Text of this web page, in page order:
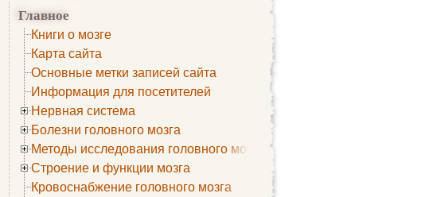
Главное
Книги о мозге
Карта сайта
Основные метки записей сайта
Информация для посетителей
Нервная система
Болезни головного мозга
Методы исследования головного мозга
Строение и функции мозга
Кровоснабжение головного мозга